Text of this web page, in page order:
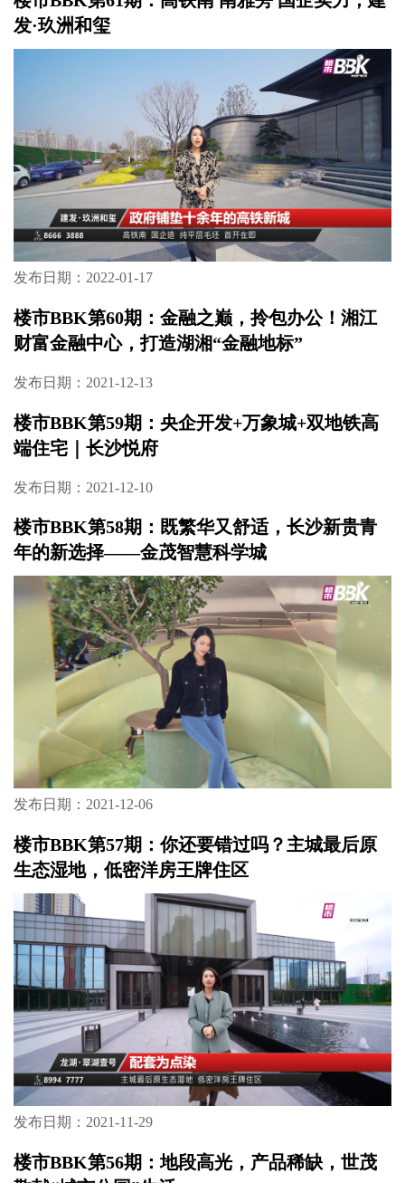
发布日期：2022-02-09
楼市BBK第61期：高铁南 南雅旁 国企实力，建
发·玖洲和玺
发布日期：2022-01-17
楼市BBK第60期：金融之巅，拎包办公！湘江
财富金融中心，打造湖湘“金融地标”
发布日期：2021-12-13
楼市BBK第59期：央企开发+万象城+双地铁高
端住宅｜长沙悦府
发布日期：2021-12-10
楼市BBK第58期：既繁华又舒适，长沙新贵青
年的新选择——金茂智慧科学城
发布日期：2021-12-06
楼市BBK第57期：你还要错过吗？主城最后原
生态湿地，低密洋房王牌住区